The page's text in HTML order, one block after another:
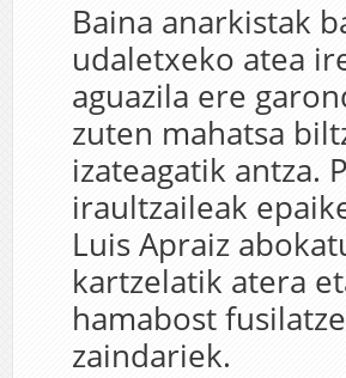
Baina anarkistak
udaletxeko atea
aguazila ere
zuten mahatsa
izateagatik antza.
iraultzaileak
Luis Apraiz
kartzelatik atera
hamabost
zaindariek.